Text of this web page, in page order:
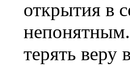
открытия в
терять веру